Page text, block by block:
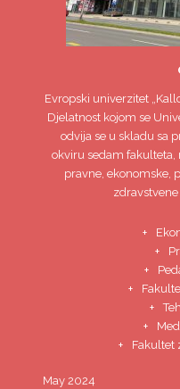
Evropski univerzitet
Djelatnost kojom se
odvija se u skladu sa
okviru sedam fakulteta,
pravne, ekonomske,
Fakultet
May 2024